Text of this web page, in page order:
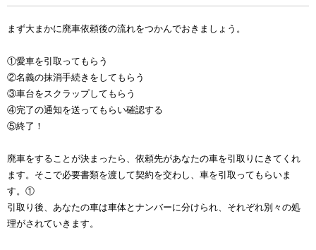
まず大まかに廃車依頼後の流れをつかんでおきましょう。
①愛車を引取ってもらう
②名義の抹消手続きをしてもらう
③車台をスクラップしてもらう
④完了の通知を送ってもらい確認する
⑤終了！
廃車をすることが決まったら、依頼先があなたの車を引取りにきてくれ
ます。そこで必要書類を渡して契約を交わし、車を引取ってもらいま
す。①
引取り後、あなたの車は車体とナンバーに分けられ、それぞれ別々の処
理がされていきます。